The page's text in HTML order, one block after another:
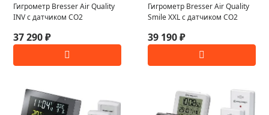
Гигрометр Bresser Air Quality
INV с датчиком CO2
37 290 ₽
Гигрометр Bresser Air Quality
Smile XXL с датчиком CO2
39 190 ₽